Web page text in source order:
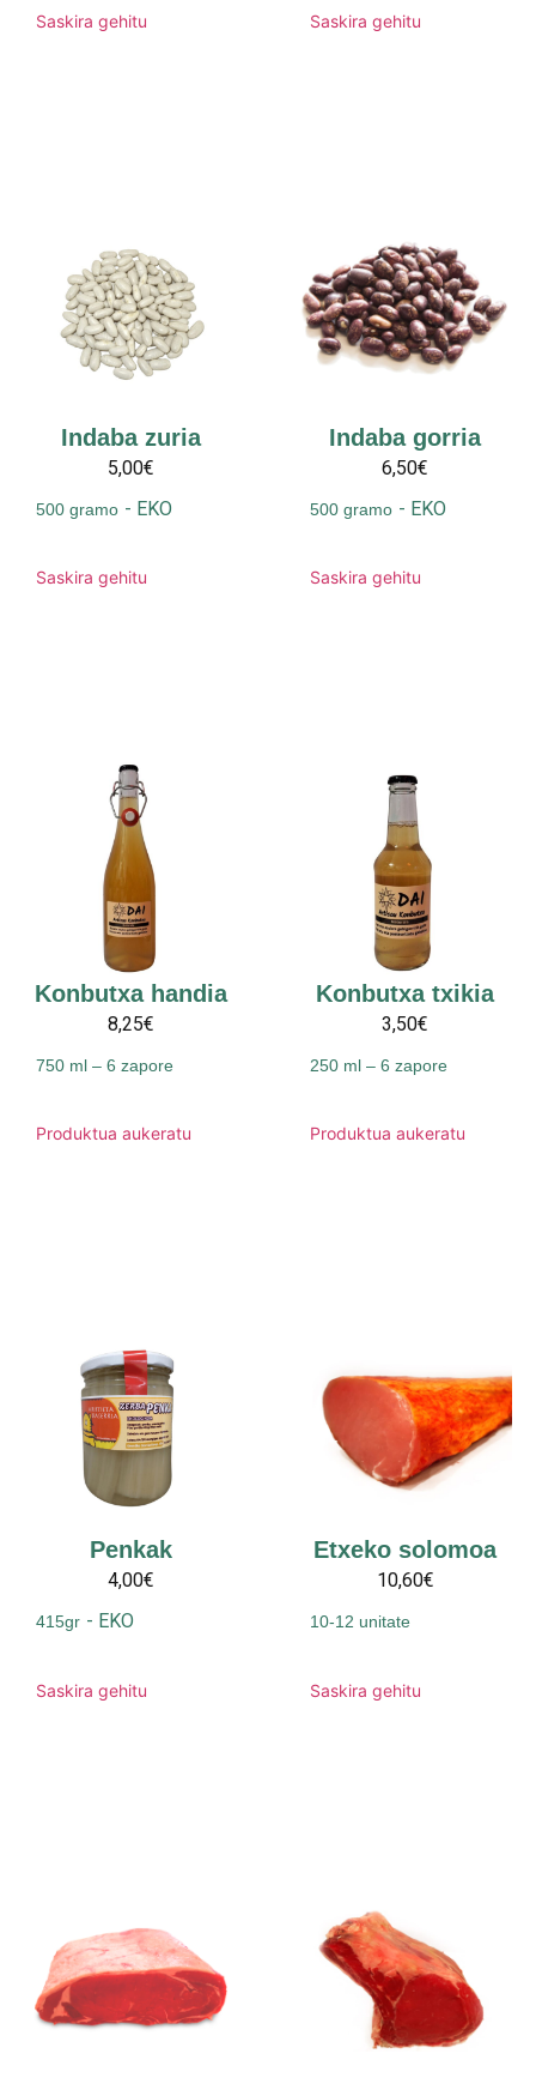
Saskira gehitu Saskira gehitu
Indaba zuria
5,00€
500 gramo - EKO
Saskira gehitu
Indaba gorria
6,50€
500 gramo - EKO
Saskira gehitu
Konbutxa handia
8,25€
750 ml – 6 zapore
Produktua aukeratu
Konbutxa txikia
3,50€
250 ml – 6 zapore
Produktua aukeratu
Penkak
4,00€
415gr - EKO
Saskira gehitu
Etxeko solomoa
10,60€
10-12 unitate
Saskira gehitu